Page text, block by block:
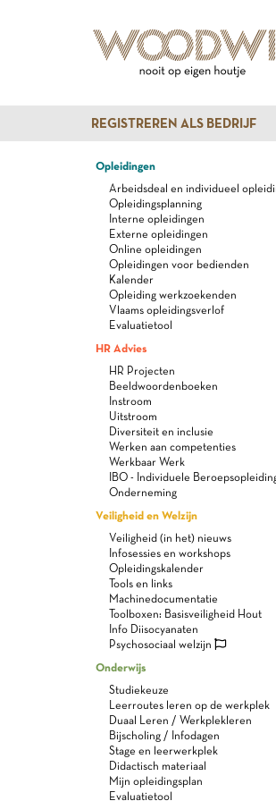
REGISTREREN ALS BEDRIJF
Opleidingen
Arbeidsdeal en individueel
Opleidingsplanning
Interne opleidingen
Externe opleidingen
Online opleidingen
Opleidingen voor bedienden
Kalender
Opleiding werkzoekenden
Vlaams opleidingsverlof
Evaluatietool
HR Advies
HR Projecten
Beeldwoordenboeken
Instroom
Uitstroom
Diversiteit en inclusie
Werken aan competenties
Werkbaar Werk
IBO - Individuele
Onderneming
Veiligheid en Welzijn
Veiligheid (in het) nieuws
Infosessies en workshops
Opleidingskalender
Tools en links
Machinedocumentatie
Toolboxen: Basisveiligheid Hout
Info Diisocyanaten
Psychosociaal welzijn
Onderwijs
Studiekeuze
Leerroutes leren op de werkplek
Duaal Leren / Werkplekleren
Bijscholing / Infodagen
Stage en leerwerkplek
Didactisch materiaal
Mijn opleidingsplan
Evaluatietool